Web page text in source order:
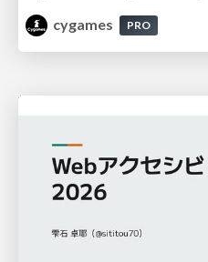
cygames
PRO